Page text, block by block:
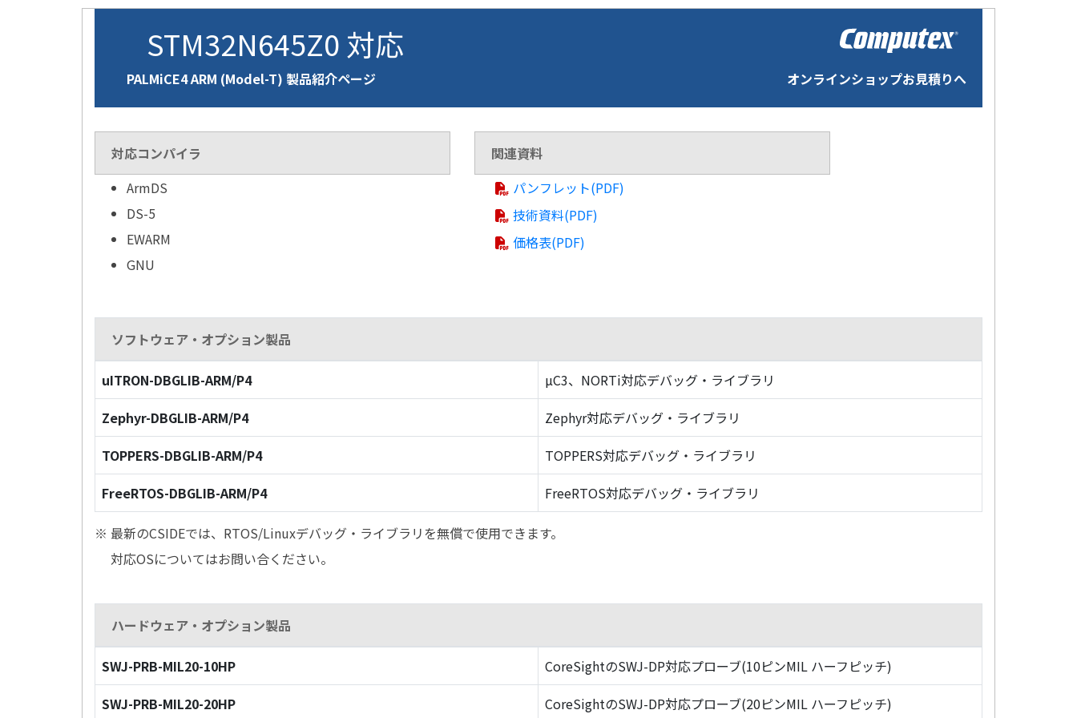
STM32N645Z0 対応
PALMiCE4 ARM (Model-T) 製品紹介ページ オンラインショップお見積りへ
対応コンパイラ
ArmDS
DS-5
EWARM
GNU
関連資料
パンフレット(PDF)
技術資料(PDF)
価格表(PDF)
ソフトウェア・オプション製品
uITRON-DBGLIB-ARM/P4
µC3、NORTi対応デバッグ・ライブラリ
Zephyr-DBGLIB-ARM/P4
Zephyr対応デバッグ・ライブラリ
TOPPERS-DBGLIB-ARM/P4
TOPPERS対応デバッグ・ライブラリ
FreeRTOS-DBGLIB-ARM/P4
FreeRTOS対応デバッグ・ライブラリ
※ 最新のCSIDEでは、RTOS/Linuxデバッグ・ライブラリを無償で使用できます。
対応OSについてはお問い合ください。
ハードウェア・オプション製品
SWJ-PRB-MIL20-10HP
CoreSightのSWJ-DP対応プローブ(10ピンMIL ハーフピッチ)
SWJ-PRB-MIL20-20HP
CoreSightのSWJ-DP対応プローブ(20ピンMIL ハーフピッチ)